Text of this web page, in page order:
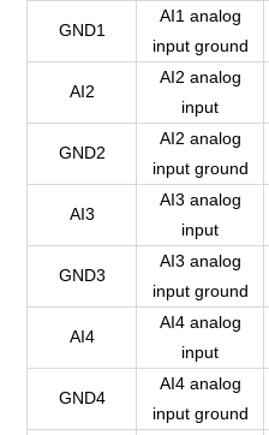
GND1
AI1 analog
input ground
AI2
AI2 analog
input
GND2
AI2 analog
input ground
AI3
AI3 analog
input
GND3
AI3 analog
input ground
AI4
AI4 analog
input
GND4
AI4 analog
input ground